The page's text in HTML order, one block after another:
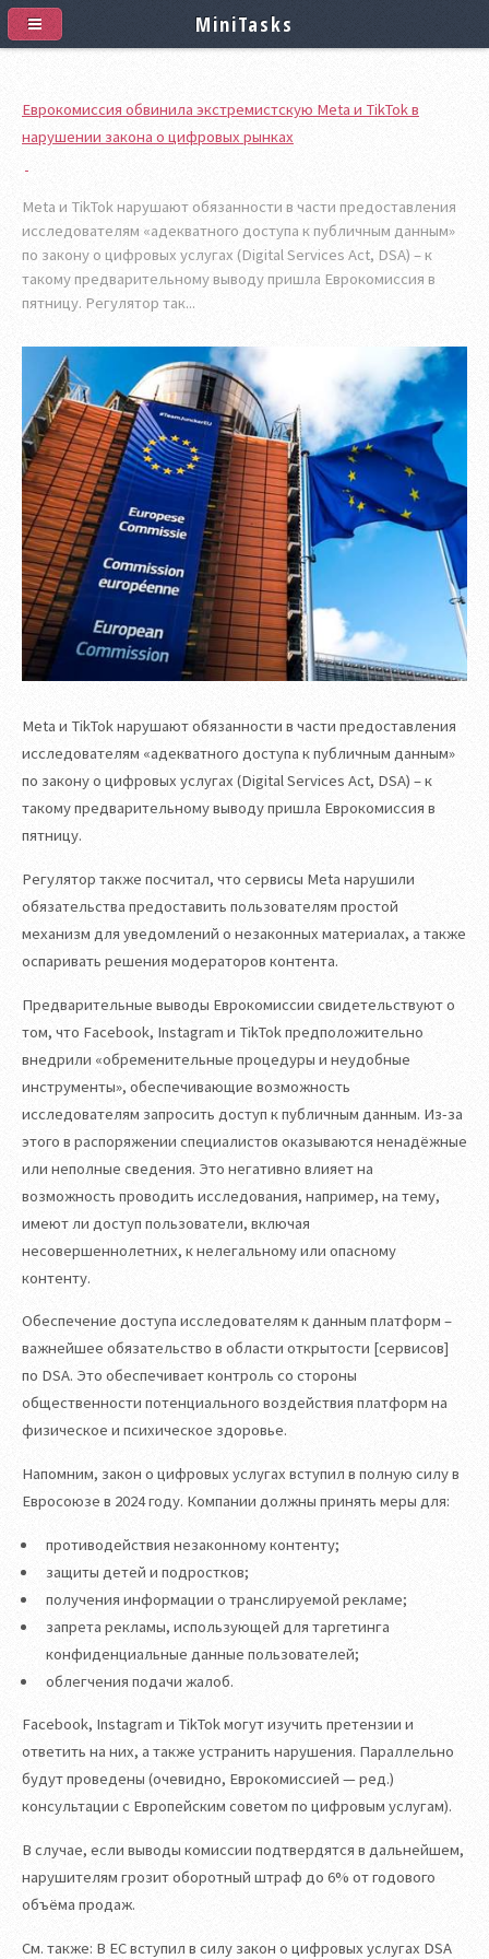
Еврокомиссия обвинила экстремистскую Meta и TikTok в
нарушении закона о цифровых рынках
Meta и TikTok нарушают обязанности в части предоставления
исследователям «адекватного доступа к публичным данным»
по закону о цифровых услугах (Digital Services Act, DSA) – к
такому предварительному выводу пришла Еврокомиссия в
пятницу. Регулятор так...
Meta и TikTok нарушают обязанности в части предоставления
исследователям «адекватного доступа к публичным данным»
по закону о цифровых услугах (Digital Services Act, DSA) – к
такому предварительному выводу пришла Еврокомиссия в
пятницу.
Регулятор также посчитал, что сервисы Meta нарушили
обязательства предоставить пользователям простой
механизм для уведомлений о незаконных материалах, а также
оспаривать решения модераторов контента.
Предварительные выводы Еврокомиссии свидетельствуют о
том, что Facebook, Instagram и TikTok предположительно
внедрили «обременительные процедуры и неудобные
инструменты», обеспечивающие возможность
исследователям запросить доступ к публичным данным. Из-за
этого в распоряжении специалистов оказываются ненадёжные
или неполные сведения. Это негативно влияет на
возможность проводить исследования, например, на тему,
имеют ли доступ пользователи, включая
несовершеннолетних, к нелегальному или опасному
контенту.
Обеспечение доступа исследователям к данным платформ –
важнейшее обязательство в области открытости [сервисов]
по DSA. Это обеспечивает контроль со стороны
общественности потенциального воздействия платформ на
физическое и психическое здоровье.
Напомним, закон о цифровых услугах вступил в полную силу в
Евросоюзе в 2024 году. Компании должны принять меры для:
противодействия незаконному контенту;
защиты детей и подростков;
получения информации о транслируемой рекламе;
запрета рекламы, использующей для таргетинга
конфиденциальные данные пользователей;
облегчения подачи жалоб.
Facebook, Instagram и TikTok могут изучить претензии и
ответить на них, а также устранить нарушения. Параллельно
будут проведены (очевидно, Еврокомиссией — ред.)
консультации с Европейским советом по цифровым услугам).
В случае, если выводы комиссии подтвердятся в дальнейшем,
нарушителям грозит оборотный штраф до 6% от годового
объёма продаж.
См. также: В ЕС вступил в силу закон о цифровых услугах DSA
MiniTasks